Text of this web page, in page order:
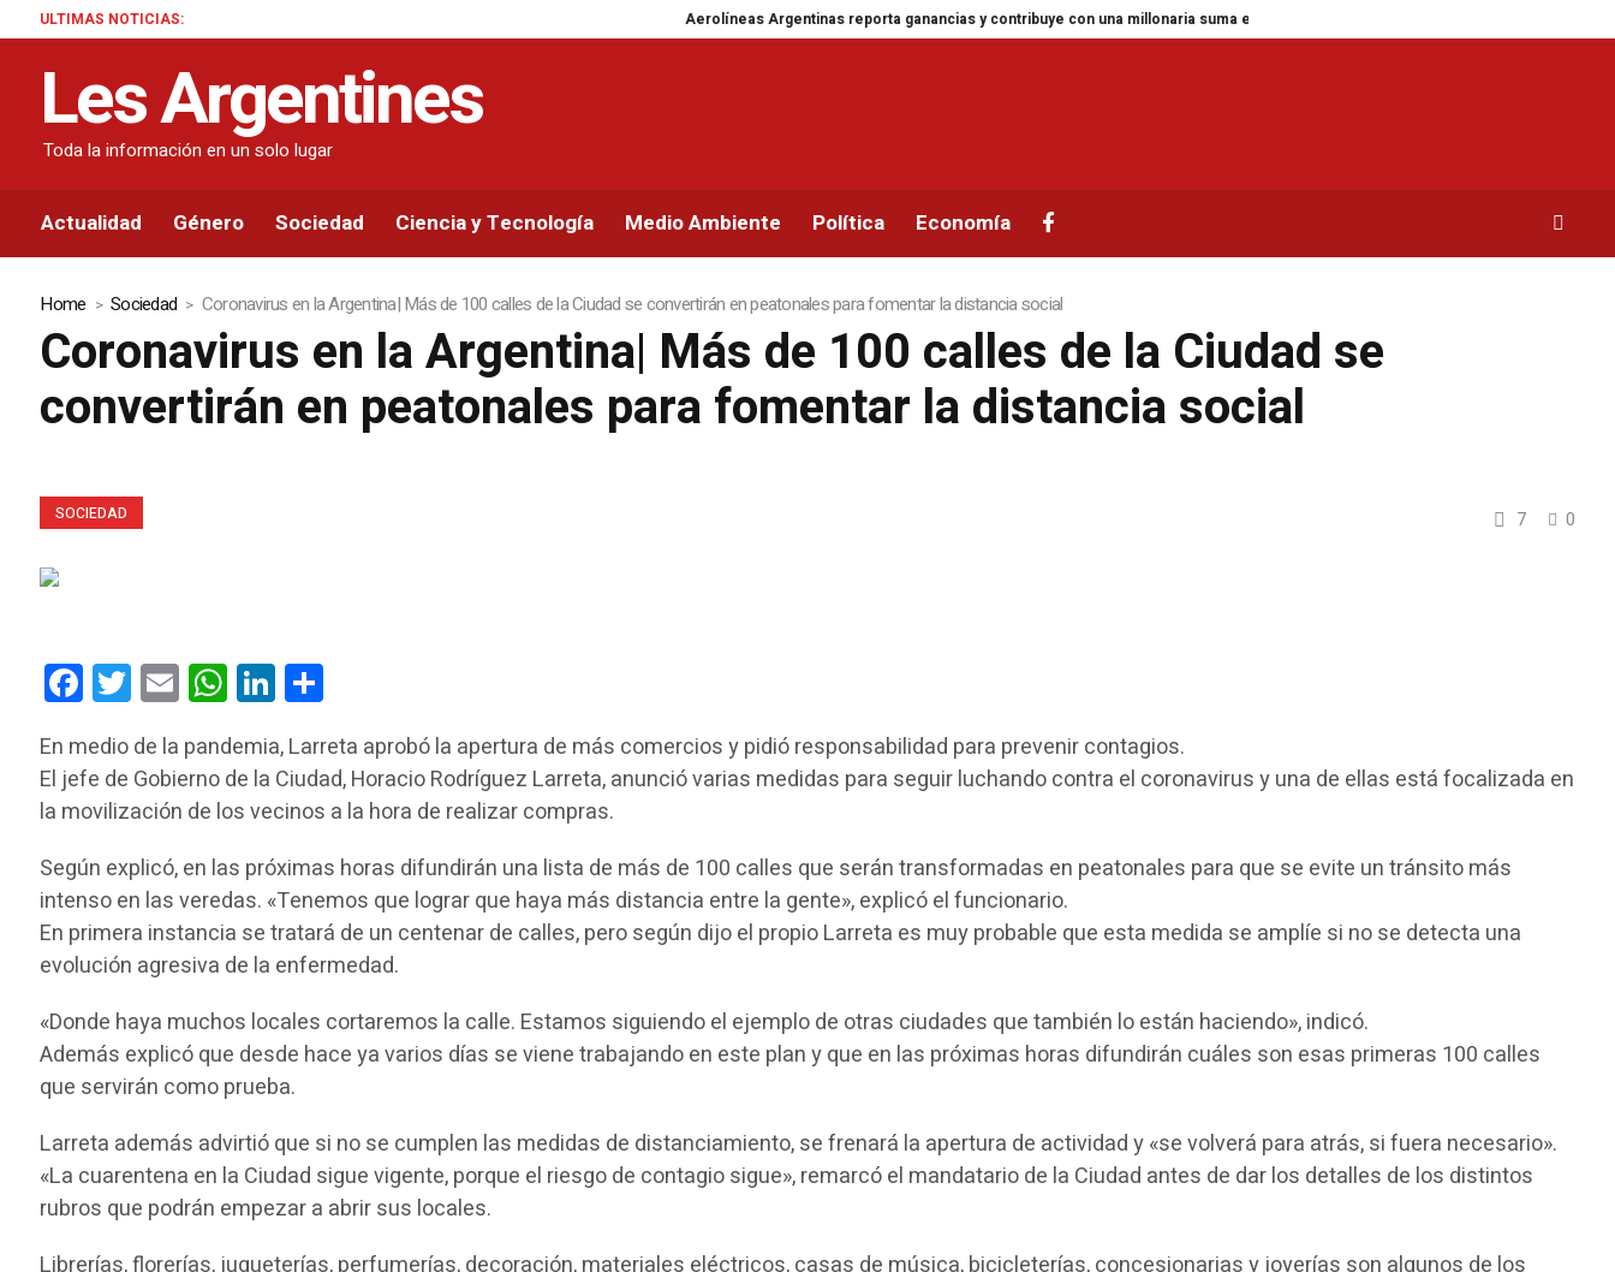
ULTIMAS NOTICIAS: Aerolíneas Argentinas reporta ganancias y contribuye con una millonaria suma en impuestos
Les Argentines
Toda la información en un solo lugar
Actualidad Género Sociedad Ciencia y Tecnología Medio Ambiente Política Economía
Home Sociedad Coronavirus en la Argentina| Más de 100 calles de la Ciudad se convertirán en peatonales para fomentar la distancia social
Coronavirus en la Argentina| Más de 100 calles de la Ciudad se
convertirán en peatonales para fomentar la distancia social
SOCIEDAD 7 0
FacebookTwitterEmail WhatsAppLinkedIn
En medio de la pandemia, Larreta aprobó la apertura de más comercios y pidió responsabilidad para prevenir contagios.
El jefe de Gobierno de la Ciudad, Horacio Rodríguez Larreta, anunció varias medidas para seguir luchando contra el coronavirus y una de ellas está focalizada en
la movilización de los vecinos a la hora de realizar compras.
Según explicó, en las próximas horas difundirán una lista de más de 100 calles que serán transformadas en peatonales para que se evite un tránsito más
intenso en las veredas. «Tenemos que lograr que haya más distancia entre la gente», explicó el funcionario.
En primera instancia se tratará de un centenar de calles, pero según dijo el propio Larreta es muy probable que esta medida se amplíe si no se detecta una
evolución agresiva de la enfermedad.
«Donde haya muchos locales cortaremos la calle. Estamos siguiendo el ejemplo de otras ciudades que también lo están haciendo», indicó.
Además explicó que desde hace ya varios días se viene trabajando en este plan y que en las próximas horas difundirán cuáles son esas primeras 100 calles
que servirán como prueba.
Larreta además advirtió que si no se cumplen las medidas de distanciamiento, se frenará la apertura de actividad y «se volverá para atrás, si fuera necesario».
«La cuarentena en la Ciudad sigue vigente, porque el riesgo de contagio sigue», remarcó el mandatario de la Ciudad antes de dar los detalles de los distintos
rubros que podrán empezar a abrir sus locales.
Librerías, florerías, jugueterías, perfumerías, decoración, materiales eléctricos, casas de música, bicicleterías, concesionarias y joyerías son algunos de los